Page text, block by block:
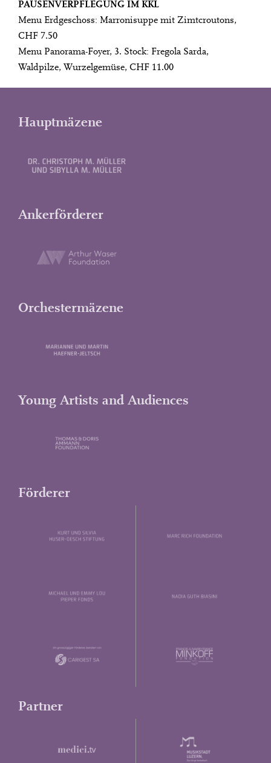
PAUSENVERPFLEGUNG IM KKL
Menu Erdgeschoss: Marronisuppe mit Zimtcroutons,
CHF 7.50
Menu Panorama-Foyer, 3. Stock: Fregola Sarda,
Waldpilze, Wurzelgemüse, CHF 11.00
Hauptmäzene
Ankerförderer
Orchestermäzene
Young Artists and Audiences
Förderer
Partner